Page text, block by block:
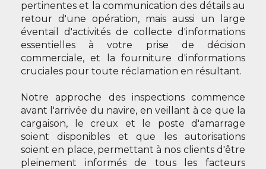
pertinentes et la communication des détails au
retour d'une opération, mais aussi un large
éventail d'activités de collecte d'informations
essentielles à votre prise de décision
commerciale, et la fourniture d'informations
cruciales pour toute réclamation en résultant.
Notre approche des inspections commence
avant l'arrivée du navire, en veillant à ce que la
cargaison, le creux et le poste d'amarrage
soient disponibles et que les autorisations
soient en place, permettant à nos clients d'être
pleinement informés de tous les facteurs